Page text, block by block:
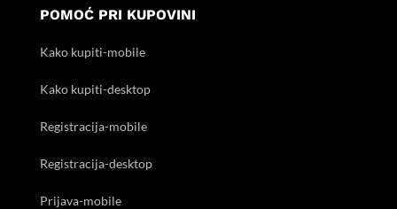
POMOĆ PRI KUPOVINI
Kako kupiti-mobile
Kako kupiti-desktop
Registracija-mobile
Registracija-desktop
Prijava-mobile